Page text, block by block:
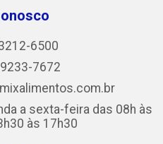
6500
7672
a sexta-feira das 08h às
às 17h30